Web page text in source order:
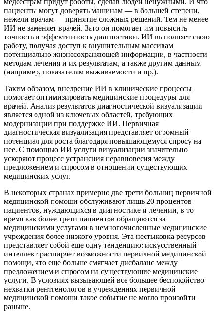
пациенты могут доверять машинам — в большей степени,
нежели врачам — принятие сложных решений. Тем не менее
ИИ не заменяет врачей. Зато он помогает им повысить
точность и эффективность диагностики. ИИ выполняет свою
работу, получая доступ к внушительным массивам
потенциально жизнесохраняющей информации, в частности
методам лечения и их результатам, а также другим данным
(например, показателям выживаемости и пр.).
Таким образом, внедрение ИИ в клинические процессы
помогает оптимизировать медицинские процедуры для
врачей. Анализ результатов диагностической визуализации
является одной из ключевых областей, требующих
модернизации при поддержке ИИ. Первичная
диагностическая визуализация представляет огромный
потенциал для роста благодаря повышающемуся спросу на
нее. С помощью ИИ услуги визуализации значительно
ускоряют процесс устранения неравновесия между
предложением и спросом в отношении существующих
медицинских услуг.
В некоторых странах примерно две трети больниц первичной
медицинской помощи обслуживают лишь 20 процентов
пациентов, нуждающихся в диагностике и лечении, в то
время как более трети пациентов обращаются за
медицинскими услугами в немногочисленные медицинские
учреждения более низкого уровня. Эта нестыковка ресурсов
представляет собой еще одну тенденцию: искусственный
интеллект расширяет возможности первичной медицинской
помощи, что еще больше смягчает дисбаланс между
предложением и спросом на существующие медицинские
услуги. В условиях вызывающей все большее беспокойство
нехватки рентгенологов в учреждениях первичной
медицинской помощи такое событие не могло произойти
раньше.